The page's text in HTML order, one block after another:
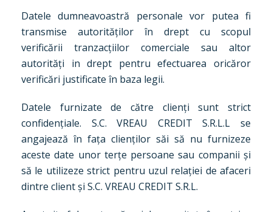
Datele dumneavoastră personale vor putea fi
transmise autorităților în drept cu scopul
verificării tranzacțiilor comerciale sau altor
autorități in drept pentru efectuarea oricăror
verificări justificate în baza legii.
Datele furnizate de către clienți sunt strict
confidențiale. S.C. VREAU CREDIT S.R.L.L se
angajează în fața clienților săi să nu furnizeze
aceste date unor terțe persoane sau companii și
să le utilizeze strict pentru uzul relației de afaceri
dintre client și S.C. VREAU CREDIT S.R.L.